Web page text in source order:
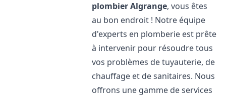
plombierAlgrange, vous êtes
au bon endroit ! Notre équipe
d'experts en plomberie est prête
à intervenir pour résoudre tous
vos problèmes de tuyauterie, de
chauffage et de sanitaires. Nous
offrons une gamme de services